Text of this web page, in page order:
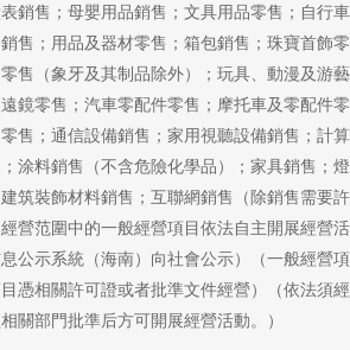
銷售；母嬰用品銷售；文具用品零售；自行車
售；用品及器材零售；箱包銷售；珠寶首飾零
售（象牙及其制品除外）；玩具、動漫及游藝
鏡零售；汽車零配件零售；摩托車及零配件零
售；通信設備銷售；家用視聽設備銷售；計算
涂料銷售（不含危險化學品）；家具銷售；燈
筑裝飾材料銷售；互聯網銷售（除銷售需要許
營范圍中的一般經營項目依法自主開展經營活
公示系統（海南）向社會公示）（一般經營項
憑相關許可證或者批準文件經營）（依法須經
關部門批準后方可開展經營活動。）